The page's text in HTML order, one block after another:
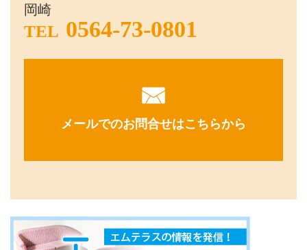
岡崎
TEL 0564-73-0801
メールでのお問合せはこちらから